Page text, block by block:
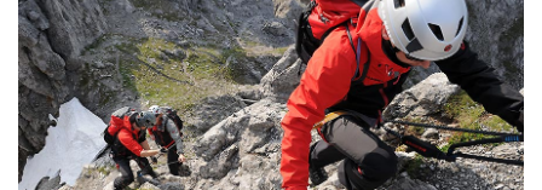
Kondition (Tourdauer):
von
bis
Suchbegriff: